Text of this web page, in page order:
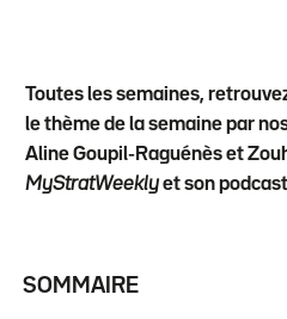
Toutes les semaines,
le thème de la semaine par
Aline Goupil-Raguénès et
MyStratWeekly et son
SOMMAIRE